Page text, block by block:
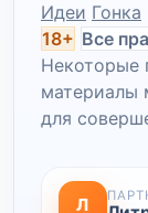
Идеи Гонка
18+ Все
Некоторые
материалы
для
Л